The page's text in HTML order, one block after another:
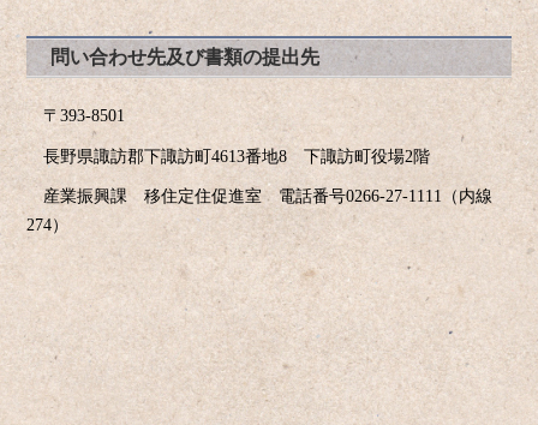
問い合わせ先及び書類の提出先
〒393-8501
長野県諏訪郡下諏訪町4613番地8 下諏訪町役場2階
産業振興課 移住定住促進室 電話番号0266-27-1111（内線
274）